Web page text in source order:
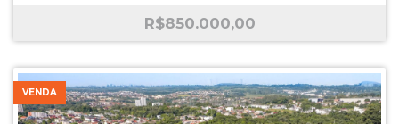
R$850.000,00
VENDA